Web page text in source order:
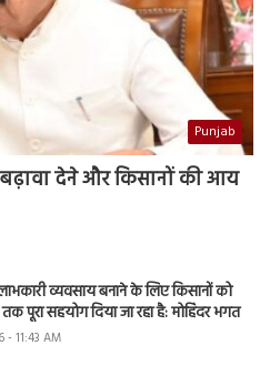
Punjab
देने और किसानों की आय
व्यवसाय बनाने के लिए किसानों को
पूरा सहयोग दिया जा रहा है: मोहिंदर भगत
- 11:43 AM